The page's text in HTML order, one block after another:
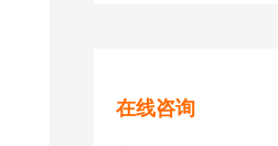
在线咨询